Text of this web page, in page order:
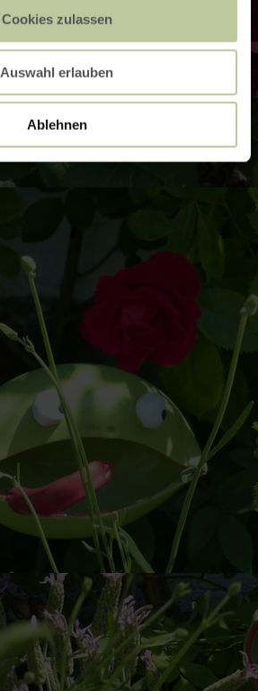
Cookies zulassen
Auswahl erlauben
Ablehnen